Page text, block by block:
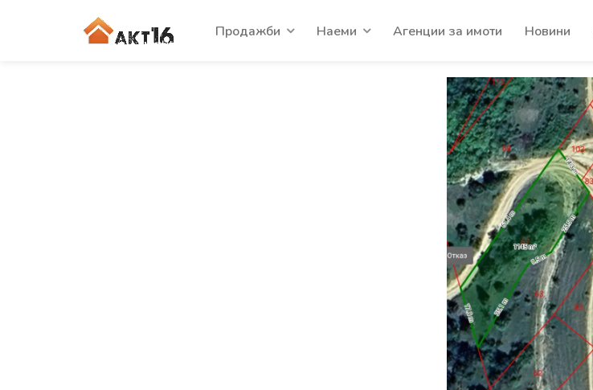
Продажби Наеми Агенции за имоти Новини